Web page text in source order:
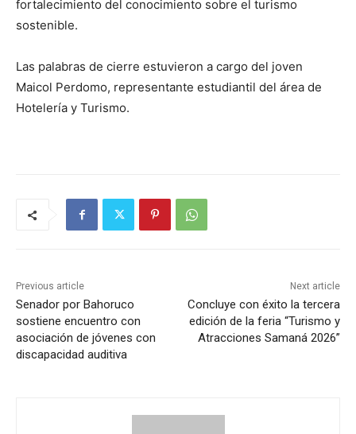
fortalecimiento del conocimiento sobre el turismo
sostenible.
Las palabras de cierre estuvieron a cargo del joven
Maicol Perdomo, representante estudiantil del área de
Hotelería y Turismo.
Previous article
Senador por Bahoruco
sostiene encuentro con
asociación de jóvenes con
discapacidad auditiva
Next article
Concluye con éxito la tercera
edición de la feria “Turismo y
Atracciones Samaná 2026”